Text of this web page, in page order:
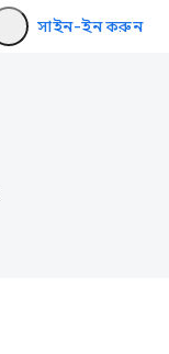
সাইন-ইন করুন